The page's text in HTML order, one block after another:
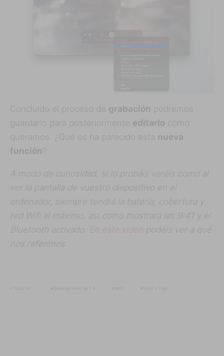
Concluido el proceso de grabación podremos
guardarlo para posteriormente editarlo como
queramos. ¿Qué os ha parecido esta nueva
función?
A modo de curiosidad, si lo probáis veréis como al
ver la pantalla de vuestro dispositivo en el
ordenador, siempre tendrá la batería, cobertura y
red Wifi al máximo, así como mostrará las 9:41 y el
Bluetooth activado. En este video podéis ver a qué
nos referimos.
GRABAR PANTALLA MAC QUICKTIME